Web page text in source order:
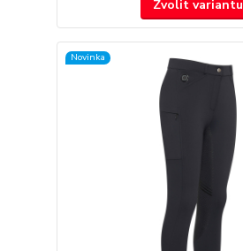
Zvolit variantu
Novinka